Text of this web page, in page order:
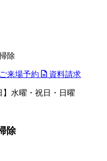
除
ご来場予約 資料請求
】水曜・祝日・日曜
除